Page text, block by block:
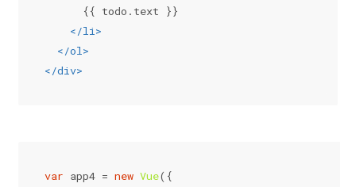
      {{ todo.text }}
</li>
</ol>
</div>
var app4 = new Vue({